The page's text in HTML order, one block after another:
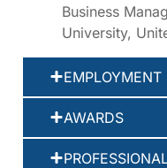
Business
University,
EMPLOYMENT
AWARDS